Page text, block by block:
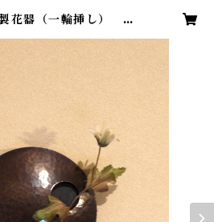
製花器（一輪挿し） |